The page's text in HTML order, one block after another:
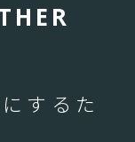
H ER
するた